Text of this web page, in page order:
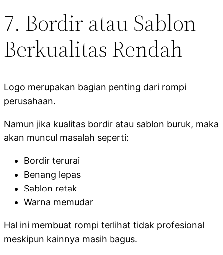
7. Bordir atau Sablon
Berkualitas Rendah
Logo merupakan bagian penting dari rompi
perusahaan.
Namun jika kualitas bordir atau sablon buruk, maka
akan muncul masalah seperti:
Bordir terurai
Benang lepas
Sablon retak
Warna memudar
Hal ini membuat rompi terlihat tidak profesional
meskipun kainnya masih bagus.